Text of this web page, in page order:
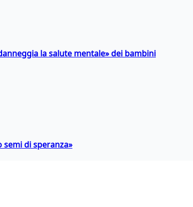
la salute mentale» dei bambini
di speranza»